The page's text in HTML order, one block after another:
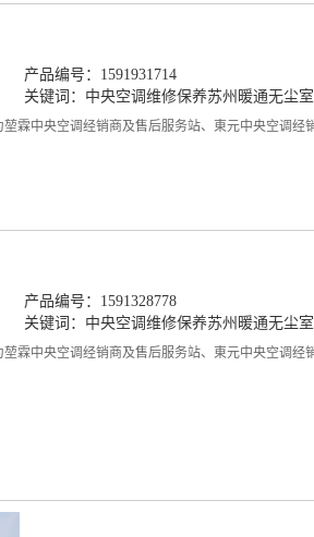
产品编号：1591931714
关键词： 中央空调维修保养苏州暖通无尘
霖中央空调经销商及售后服务站、東元中央空调
产品编号：1591328778
关键词： 中央空调维修保养苏州暖通无尘
霖中央空调经销商及售后服务站、東元中央空调